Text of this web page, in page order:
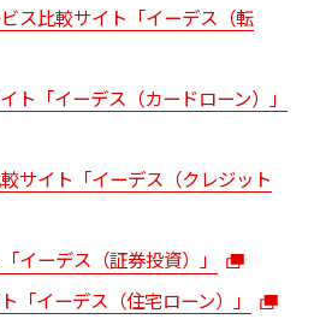
ス比較サイト「イーデス（転
ト「イーデス（カードローン）」
サイト「イーデス（クレジット
イーデス（証券投資）」
「イーデス（住宅ローン）」